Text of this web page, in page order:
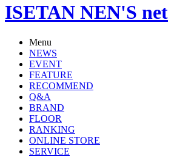
ISETAN NEN'S net
Menu
NEWS
EVENT
FEATURE
RECOMMEND
Q&A
BRAND
FLOOR
RANKING
ONLINE STORE
SERVICE